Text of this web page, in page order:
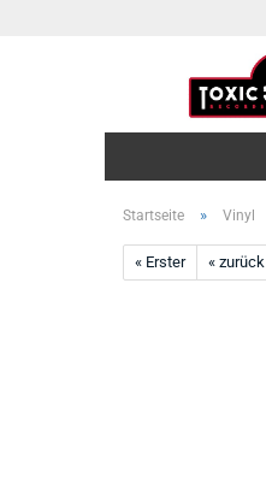
Startseite » Vinyl
« Erster « zurück